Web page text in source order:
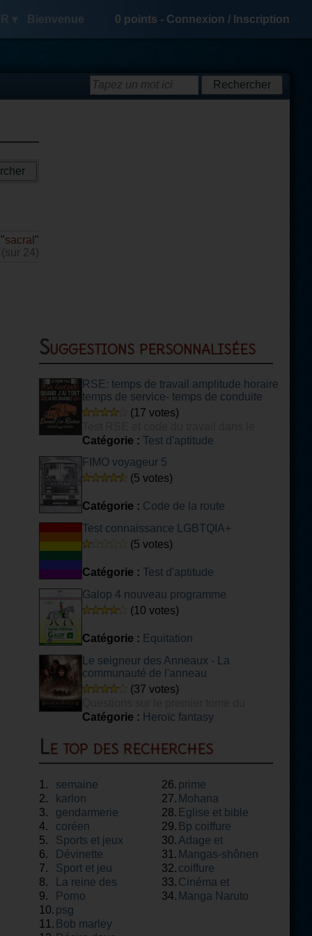
▾ Bienvenue 0 points - Connexion / Inscription
sacral "
24)
Suggestions personnalisées
RSE: temps de travail amplitude horaire
temps de service- temps de conduite
(17 votes)
transport
Catégorie : Test d'aptitude
FIMO voyageur 5
(5 votes)
Catégorie : Code de la route
Test connaissance LGBTQIA+
(5 votes)
Catégorie : Test d'aptitude
Galop 4 nouveau programme
(10 votes)
Catégorie : Equitation
Le seigneur des Anneaux - La
communauté de l'anneau
(37 votes)
Seigneur des Anneaux
Catégorie : Heroïc fantasy
Le top des recherches
1.
semaine
2.
karlon
3.
gendarmerie
4.
coréen
5.
Sports et jeux
6.
Dévinette
7.
Sport et jeu
8.
La reine des
neiges
9.
Porno
10. psg
11. Bob marley
26. prime
27. Mohana
28. Eglise et bible
29. Bp coiffure
30. Adage et
proverbe
31. Mangas-shônen
32. coiffure
33. Cinéma et
théâtre
34. Manga Naruto